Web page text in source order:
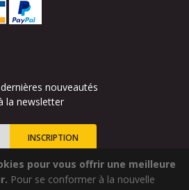
pour vous offrir une meilleure
Pour se conformer à la nouvelle
nouveautés
la newsletter
INSCRIPTION